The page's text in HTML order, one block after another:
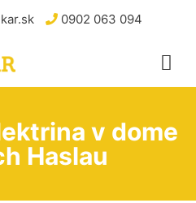
0902 063 094
v dome
Haslau